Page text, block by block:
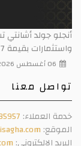
أنجلو جولد
واستثمارات بقيمة 177 مليون دولار لتوسعة وتطوير منجم السكري
06 أغسطس 2026
تواصل معنا
خدمة العملاء:
الموقع: